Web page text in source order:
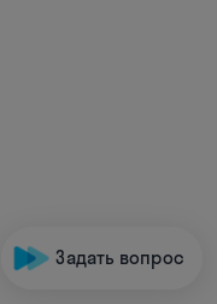
Задать вопрос